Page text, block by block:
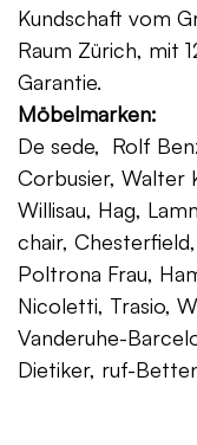
Kundschaft vom
Raum Zürich, mit
Garantie.
Möbelmarken:
De sede, Rolf
Corbusier, Walter
Willisau, Hag,
chair,
Poltrona Frau,
Nicoletti, Trasio,
Vanderuhe-
Dietiker, ruf-